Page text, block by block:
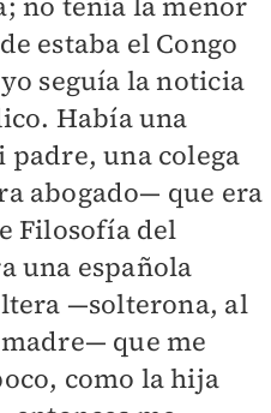
estaba el Congo
seguía la noticia
Había una
padre, una colega
abogado— que era
Filosofía del
una española
—solterona, al
que me
como la hija